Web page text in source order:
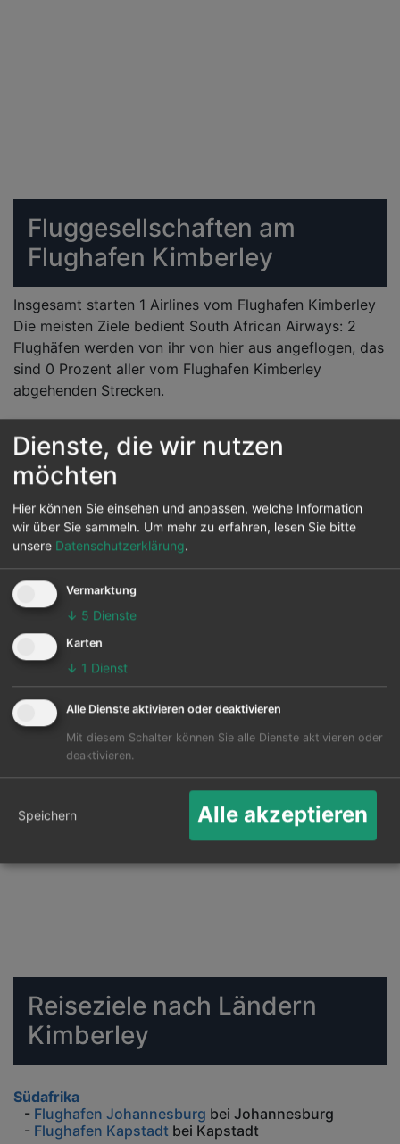
Fluggesellschaften am
Flughafen Kimberley
Insgesamt starten 1 Airlines vom Flughafen Kimberley
Die meisten Ziele bedient South African Airways: 2
Flughäfen werden von ihr von hier aus angeflogen, das
sind 0 Prozent aller vom Flughafen Kimberley
abgehenden Strecken.
Weitere Airlines, die vom Flughafen Kimberley
abfliegen sind
Reiseziele von Kimberley
in diversen Ländern werden auch angeflogen.
Hauptziel ist der Kapstadt in Kapstadt.
Die Karte zeigt die 25 häufigsten Flugziele ab
Kimberley:
Reiseziele nach Ländern
Kimberley
Südafrika
- Flughafen Johannesburg bei Johannesburg
- Flughafen Kapstadt bei Kapstadt
Dienste, die wir nutzen
möchten
Hier können Sie einsehen und anpassen, welche Information
wir über Sie sammeln. Um mehr zu erfahren, lesen Sie bitte
unsere Datenschutzerklärung.
Vermarktung
↓ 5 Dienste
Karten
↓ 1 Dienst
Alle Dienste aktivieren oder deaktivieren
Mit diesem Schalter können Sie alle Dienste aktivieren oder
deaktivieren.
Speichern Alle akzeptieren